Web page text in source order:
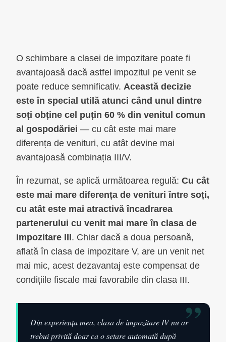
O schimbare a clasei de impozitare poate fi
avantajoasă dacă astfel impozitul pe venit se
poate reduce semnificativ. Această decizie
este în special utilă atunci când unul dintre
soți obține cel puțin 60 % din venitul comun
al gospodăriei — cu cât este mai mare
diferența de venituri, cu atât devine mai
avantajoasă combinația III/V.
În rezumat, se aplică următoarea regulă: Cu cât
este mai mare diferența de venituri între soți,
cu atât este mai atractivă încadrarea
partenerului cu venit mai mare în clasa de
impozitare III. Chiar dacă a doua persoană,
aflată în clasa de impozitare V, are un venit net
mai mic, acest dezavantaj este compensat de
condițiile fiscale mai favorabile din clasa III.
”
Din experiența mea, clasa de impozitare IV nu ar
trebui privită doar ca o setare automată după